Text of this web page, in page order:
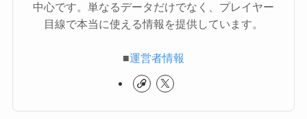
中心です。単なるデータだけでなく、プレイヤー
目線で本当に使える情報を提供しています。
■運営者情報